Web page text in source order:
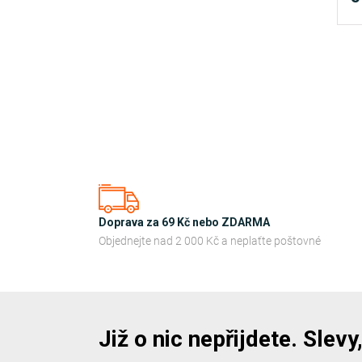
Doprava za 69 Kč nebo ZDARMA
Objednejte nad 2 000 Kč a neplaťte poštovné
Již o nic nepřijdete.